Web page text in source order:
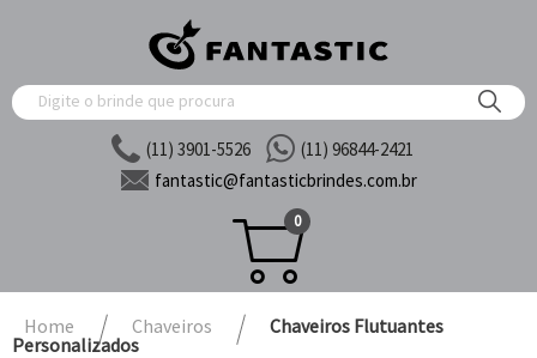
(11) 3901-5526
(11) 96844-2421
fantastic@fantasticbrindes.com.br
0
Home Chaveiros
Chaveiros Flutuantes
Personalizados